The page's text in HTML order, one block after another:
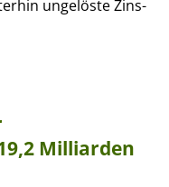
ungelöste Zins-
Milliarden